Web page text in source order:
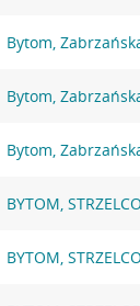
Bytom,
Bytom,
Bytom,
BYTOM,
BYTOM,